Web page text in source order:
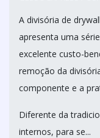
A divisória de
apresenta uma
excelente custo-
remoção da
componente e a
Diferente da
internos, para se...